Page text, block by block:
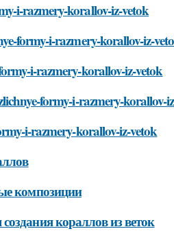
i-razmery-korallov-iz-vetok
formy-i-razmery-korallov-iz-
i-razmery-korallov-iz-vetok
formy-i-razmery-korallov-
i-razmery-korallov-iz-vetok
композиции
кораллов из веток